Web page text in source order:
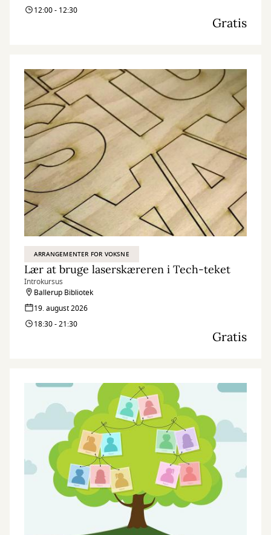
12:00 - 12:30
Gratis
ARRANGEMENTER FOR VOKSNE
Lær at bruge laserskæreren i Tech-teket
Introkursus
Ballerup Bibliotek
19. august 2026
18:30 - 21:30
Gratis